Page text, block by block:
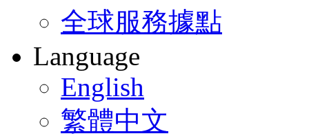
全球服務據點
Language
English
繁體中文